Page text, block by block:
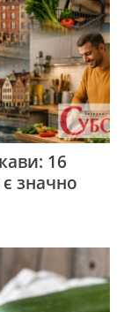
16
значно